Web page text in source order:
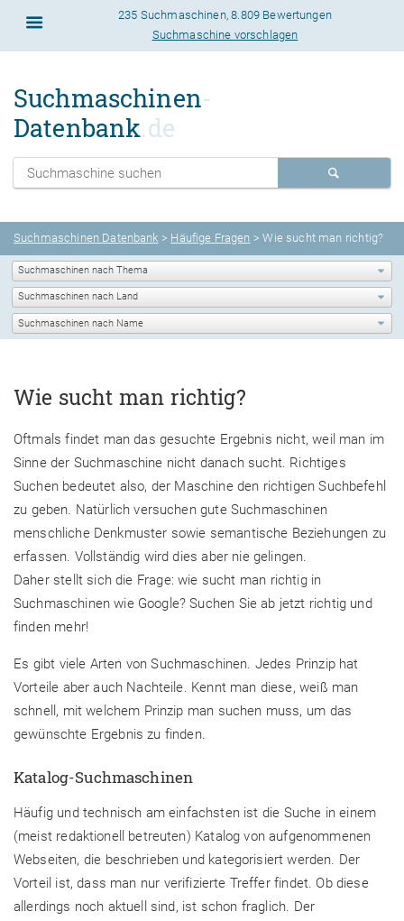
235 Suchmaschinen,8.809 Bewertungen
Suchmaschine vorschlagen
Suchmaschinen-
Datenbank.de
Suchmaschinen Datenbank > Häufige Fragen > Wie sucht man richtig?
Wie sucht man richtig?
Oftmals findet man das gesuchte Ergebnis nicht, weil man im
Sinne der Suchmaschine nicht danach sucht. Richtiges
Suchen bedeutet also, der Maschine den richtigen Suchbefehl
zu geben. Natürlich versuchen gute Suchmaschinen
menschliche Denkmuster sowie semantische Beziehungen zu
erfassen. Vollständig wird dies aber nie gelingen.
Daher stellt sich die Frage: wie sucht man richtig in
Suchmaschinen wie Google? Suchen Sie ab jetzt richtig und
finden mehr!
Es gibt viele Arten von Suchmaschinen. Jedes Prinzip hat
Vorteile aber auch Nachteile. Kennt man diese, weiß man
schnell, mit welchem Prinzip man suchen muss, um das
gewünschte Ergebnis zu finden.
Katalog-Suchmaschinen
Häufig und technisch am einfachsten ist die Suche in einem
(meist redaktionell betreuten) Katalog von aufgenommenen
Webseiten, die beschrieben und kategorisiert werden. Der
Vorteil ist, dass man nur verifizierte Treffer findet. Ob diese
allerdings noch aktuell sind, ist schon fraglich. Der